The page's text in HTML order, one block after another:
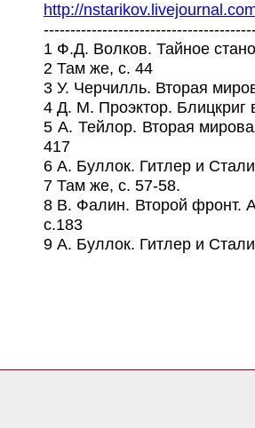
http://
1 Ф.Д. Волков. Тайное
2 Там же, с. 44
3 У. Черчилль. Вторая
4 Д. М. Проэктор. Блицкриг
5 А. Тейлор. Вторая
417
6 А. Буллок. Гитлер и
7 Там же, с. 57-58.
8 В. Фалин. Второй фронт.
с.183
9 А. Буллок. Гитлер и